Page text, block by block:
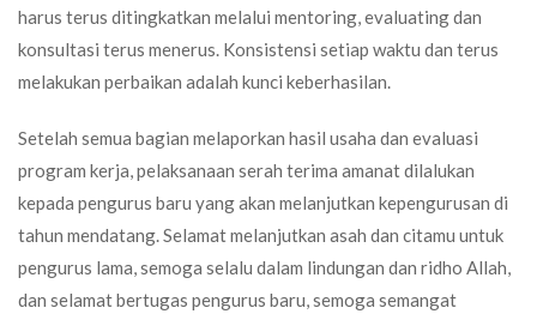
harus terus ditingkatkan melalui mentoring, evaluating dan
konsultasi terus menerus. Konsistensi setiap waktu dan terus
melakukan perbaikan adalah kunci keberhasilan.
Setelah semua bagian melaporkan hasil usaha dan evaluasi
program kerja, pelaksanaan serah terima amanat dilalukan
kepada pengurus baru yang akan melanjutkan kepengurusan di
tahun mendatang. Selamat melanjutkan asah dan citamu untuk
pengurus lama, semoga selalu dalam lindungan dan ridho Allah,
dan selamat bertugas pengurus baru, semoga semangat